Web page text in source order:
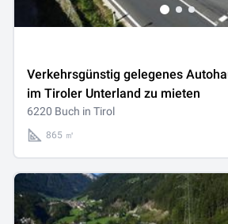
Verkehrsgünstig gelegenes
im Tiroler Unterland zu mieten
6220 Buch in Tirol
865 ㎡